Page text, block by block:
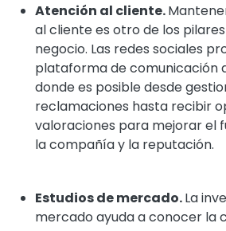
Atención al cliente.
al cliente es otro de los
negocio. Las redes sociales
plataforma de comunicación
donde es posible desde
reclamaciones hasta recibir
valoraciones para mejorar el
la compañía y la reputación.
Estudios de mercado.La
mercado ayuda a conocer la